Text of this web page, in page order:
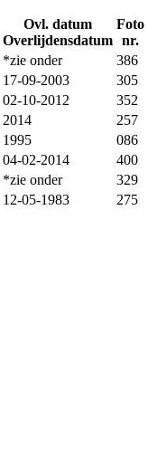
Ovl. datum
Overlijdensdatum
Foto
nr.
*zie onder
386
17-09-2003
305
02-10-2012
352
2014
257
1995
086
04-02-2014
400
*zie onder
329
12-05-1983 275